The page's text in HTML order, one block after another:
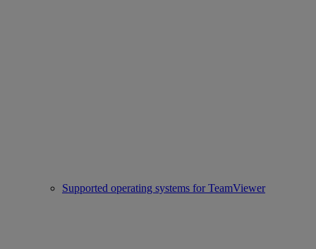
Supported operating systems for TeamViewer